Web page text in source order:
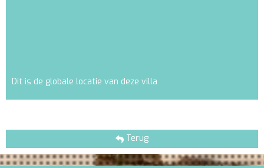
Dit is de globale locatie van deze villa
Terug